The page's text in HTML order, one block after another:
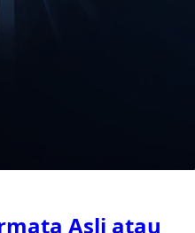
Asli atau